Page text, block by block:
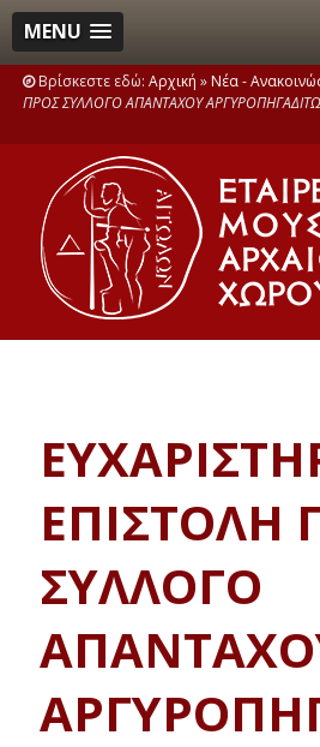
MENU
Βρίσκεστε εδώ: Αρχική » Νέα -
ΠΡΟΣ ΣΥΛΛΟΓΟ ΑΠΑΝΤΑΧΟΥ
ΕΠΙΣΤΟΛΗ
ΣΥΛΛΟΓΟ